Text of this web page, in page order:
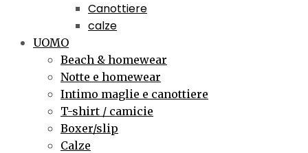
Canottiere
calze
UOMO
Beach & homewear
Notte e homewear
Intimo maglie e canottiere
T-shirt / camicie
Boxer/slip
Calze